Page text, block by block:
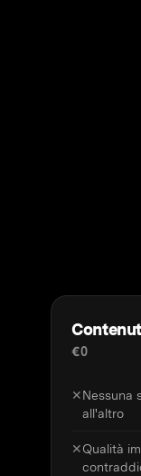
€0
✕Nessuna
all'altro
✕Qualità